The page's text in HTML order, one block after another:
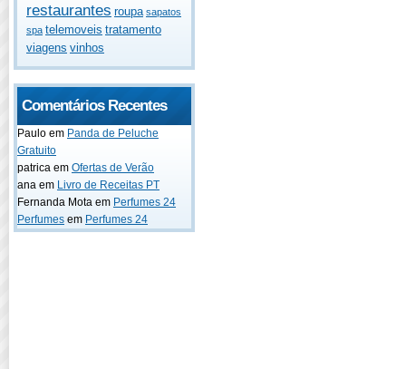
restaurantes roupa sapatos
spa telemoveis tratamento
viagens vinhos
Comentários Recentes
Paulo em Panda de Peluche
Gratuito
patrica em Ofertas de Verão
ana em Livro de Receitas PT
Fernanda Mota em Perfumes 24
Perfumes em Perfumes 24